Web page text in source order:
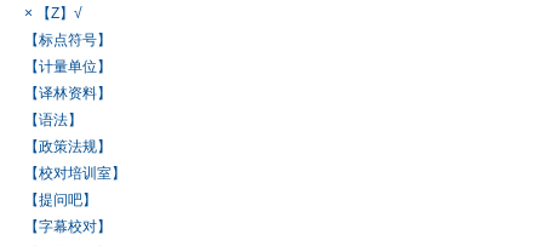
× 【Z】√
【标点符号】
【计量单位】
【译林资料】
【语法】
【政策法规】
【校对培训室】
【提问吧】
【字幕校对】